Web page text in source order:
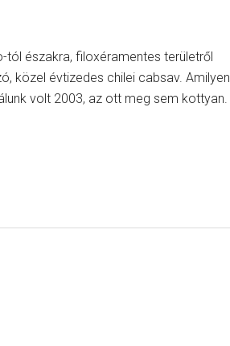
tól északra, filoxéramentes területről
közel évtizedes chilei cabsav. Amilyen
volt 2003, az ott meg sem kottyan.